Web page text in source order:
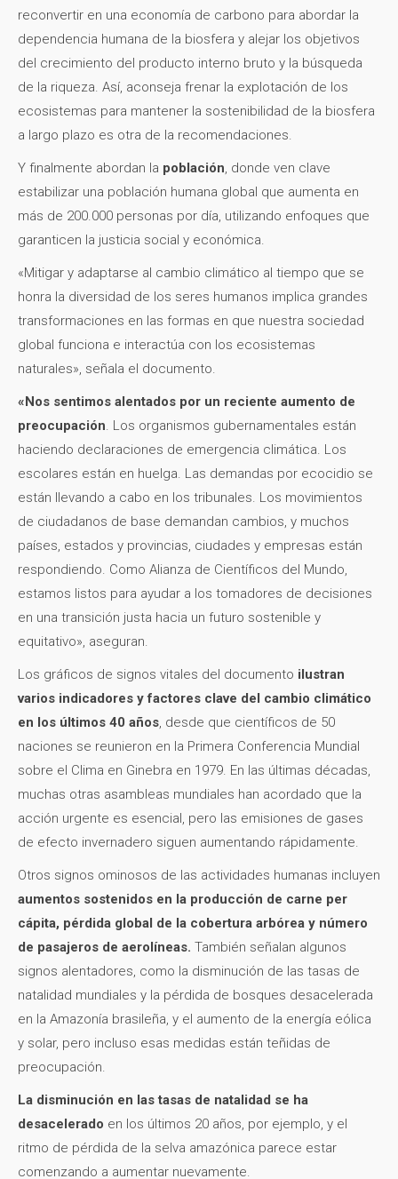
reconvertir en una economía de carbono para abordar la
dependencia humana de la biosfera y alejar los objetivos
del crecimiento del producto interno bruto y la búsqueda
de la riqueza. Así, aconseja frenar la explotación de los
ecosistemas para mantener la sostenibilidad de la biosfera
a largo plazo es otra de la recomendaciones.
Y finalmente abordan la población, donde ven clave
estabilizar una población humana global que aumenta en
más de 200.000 personas por día, utilizando enfoques que
garanticen la justicia social y económica.
«Mitigar y adaptarse al cambio climático al tiempo que se
honra la diversidad de los seres humanos implica grandes
transformaciones en las formas en que nuestra sociedad
global funciona e interactúa con los ecosistemas
naturales», señala el documento.
«Nos sentimos alentados por un reciente aumento de
preocupación. Los organismos gubernamentales están
haciendo declaraciones de emergencia climática. Los
escolares están en huelga. Las demandas por ecocidio se
están llevando a cabo en los tribunales. Los movimientos
de ciudadanos de base demandan cambios, y muchos
países, estados y provincias, ciudades y empresas están
respondiendo. Como Alianza de Científicos del Mundo,
estamos listos para ayudar a los tomadores de decisiones
en una transición justa hacia un futuro sostenible y
equitativo», aseguran.
Los gráficos de signos vitales del documento ilustran
varios indicadores y factores clave del cambio climático
en los últimos 40 años, desde que científicos de 50
naciones se reunieron en la Primera Conferencia Mundial
sobre el Clima en Ginebra en 1979. En las últimas décadas,
muchas otras asambleas mundiales han acordado que la
acción urgente es esencial, pero las emisiones de gases
de efecto invernadero siguen aumentando rápidamente.
Otros signos ominosos de las actividades humanas incluyen
aumentos sostenidos en la producción de carne per
cápita, pérdida global de la cobertura arbórea y número
de pasajeros de aerolíneas. También señalan algunos
signos alentadores, como la disminución de las tasas de
natalidad mundiales y la pérdida de bosques desacelerada
en la Amazonía brasileña, y el aumento de la energía eólica
y solar, pero incluso esas medidas están teñidas de
preocupación.
La disminución en las tasas de natalidad se ha
desacelerado en los últimos 20 años, por ejemplo, y el
ritmo de pérdida de la selva amazónica parece estar
comenzando a aumentar nuevamente.